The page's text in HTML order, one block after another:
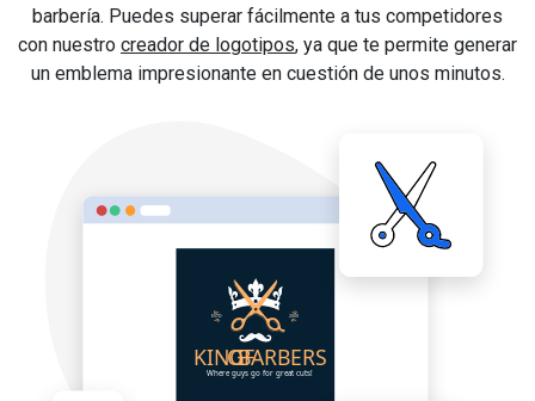
barbería. Puedes superar fácilmente a tus competidores
con nuestro creador de logotipos, ya que te permite generar
un emblema impresionante en cuestión de unos minutos.